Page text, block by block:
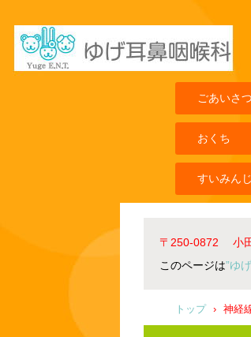
〒250-0872 小
このページは”ゆ
ごあいさつ
おくち
すいみん
トップ › 神経